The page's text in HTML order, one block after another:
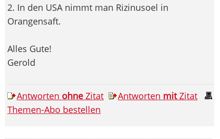
2. In den USA nimmt man Rizinusoel in
Orangensaft.
Alles Gute!
Gerold
Antworten ohne Zitat Antworten mitZitat
Themen-Abo bestellen